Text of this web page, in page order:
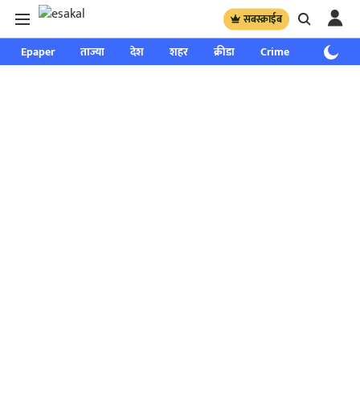
सबस्क्राईब
Epaper ताज्या देश शहर क्रीडा Crime साप्ताहिक